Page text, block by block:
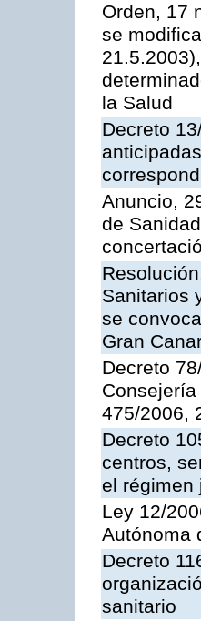
Orden, 17
se
la Salud
Decreto
Anuncio,
de
Sanitarios
se
Gran
Decreto
475/2006,
Decreto
centros,
el régimen
Ley 12/
Autónoma
Decreto
sanitario